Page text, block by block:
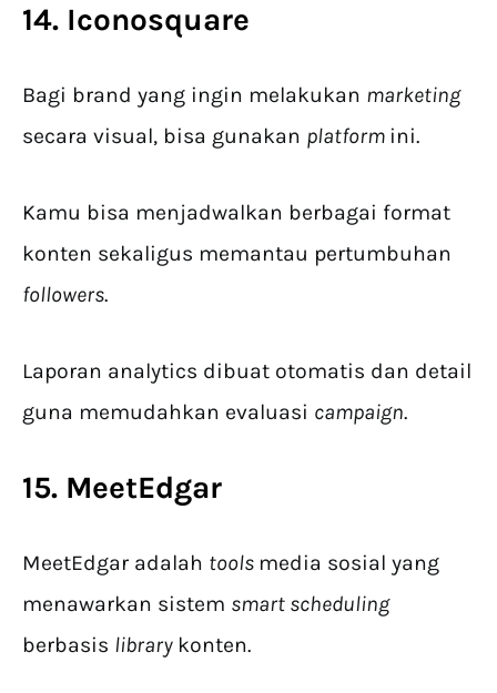
14. Iconosquare
Bagi brand yang ingin melakukan marketing
secara visual, bisa gunakan platform ini.
Kamu bisa menjadwalkan berbagai format
konten sekaligus memantau pertumbuhan
followers.
Laporan analytics dibuat otomatis dan detail
guna memudahkan evaluasi campaign.
15. MeetEdgar
MeetEdgar adalah tools media sosial yang
menawarkan sistem smart scheduling
berbasis library konten.